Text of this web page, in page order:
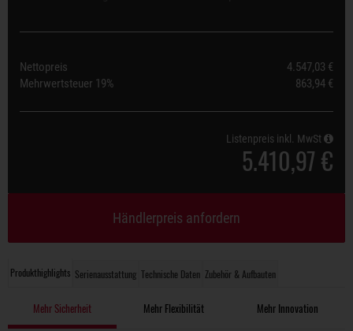
Produkthighlights Serienausstattung Technische Daten Zubehör & Aufbauten
Mehr Sicherheit Mehr Flexibilität Mehr Innovation
Nettopreis
4.547,03 €
Mehrwertsteuer 19% 863,94 €
Listenpreis inkl. MwSt
5.410,97 €
Händlerpreis anfordern